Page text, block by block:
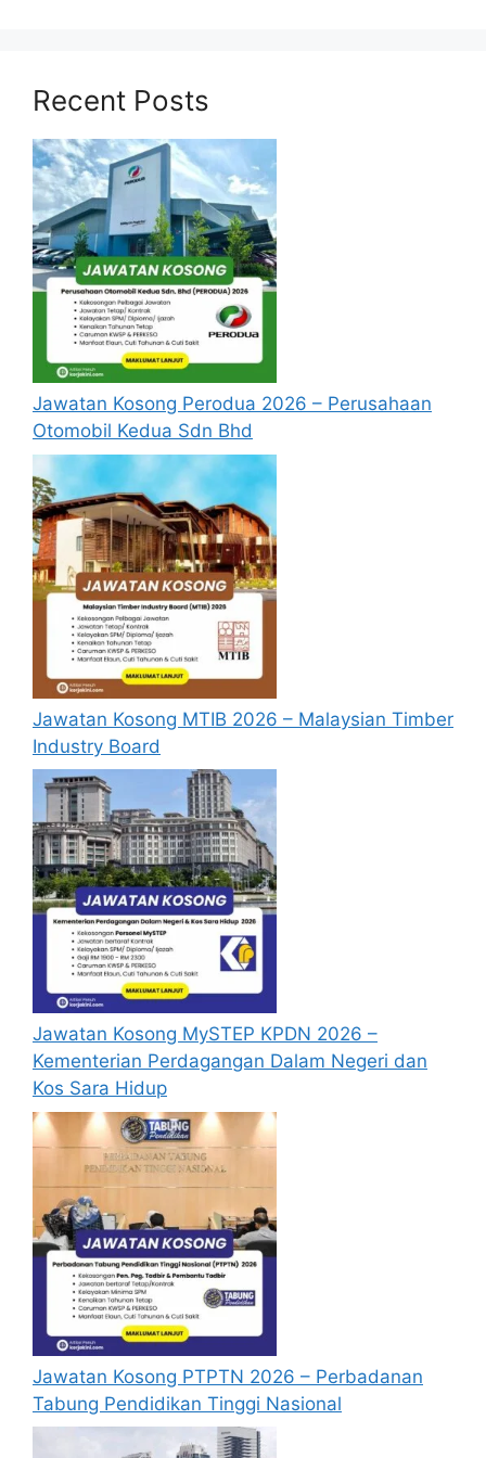
Syarat Kelayakan Asas
Calon bagi lantikan Jawatan Kosong Pembantu
Pengurusan Murid 2026 hendaklah memiliki
Kelayakan seperti berikut:
Warganegara Malaysia
Berumur 18 Tahun ke atas
Lepasan Sijil Pelajaran Malaysia (SPM)/
Sijil Vokasional Malaysia (SVM)/ SPM
+SKM
tidak melebihi 35
Mohon Juga : Jawatan Kosong Guru Ganti
MySTEP (Mengikut Daerah) Ambilan Tahun
2026 .
Syarat Kelayakan Akademik
Dua (2) mata pelajaran termasuk Bahasa
Melayu (sekurang-kurangnya Gred C) di
peringkat Kepujian dan empat (4) mata
pelajaran lain di peringkat Lulus dalam
satu peperiksaan SPM; atau
Dua (2) mata pelajaran termasuk Bahasa
Melayu di peringkat Kepujian dan empat
(4) mata pelajaran lain di peringkat Lulus
yang dikumpulkan dalam dua (2)
peperiksaan SPM dalam tempoh tiga (3)
tahun berturut-turut.
ATAU
Calon hendaklah memiliki Kepujian
(sekurang-kurangnya Gred C) dalam
subjek Bahasa Melayu (kod 1104) pada
peringkat SVM atau kelulusan yang
diiktiraf setaraf dengannya oleh Kerajaan;
dan
Kelayakan SVM dalam bidang kursus
Pengajian Awal Kanak-kanak.
Senarai Jawatan Kosong
Pembantu Pengurusan Murid
2026
Pembantu Pengurusan Murid (PPD
Daerah Klang)
Pembantu Pengurusan Murid (PPD Kudat,
Recent Posts
Jawatan Kosong Perodua 2026 – Perusahaan
Otomobil Kedua Sdn Bhd
Jawatan Kosong MTIB 2026 – Malaysian Timber
Industry Board
Jawatan Kosong MySTEP KPDN 2026 –
Kementerian Perdagangan Dalam Negeri dan
Kos Sara Hidup
Jawatan Kosong PTPTN 2026 – Perbadanan
Tabung Pendidikan Tinggi Nasional